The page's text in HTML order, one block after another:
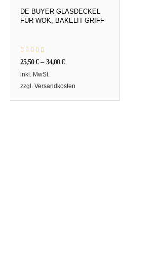
DE BUYER GLASDECKEL
FÜR WOK, BAKELIT-GRIFF
25,50€– 34,00€
inkl. MwSt.
zzgl. Versandkosten